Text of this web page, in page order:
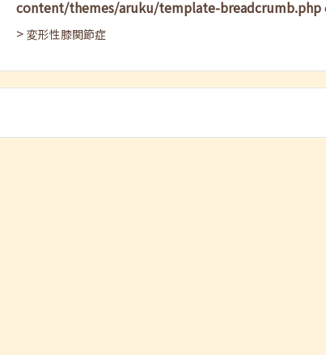
content/themes/aruku/template-breadcrumb.php
> 変形性膝関節症